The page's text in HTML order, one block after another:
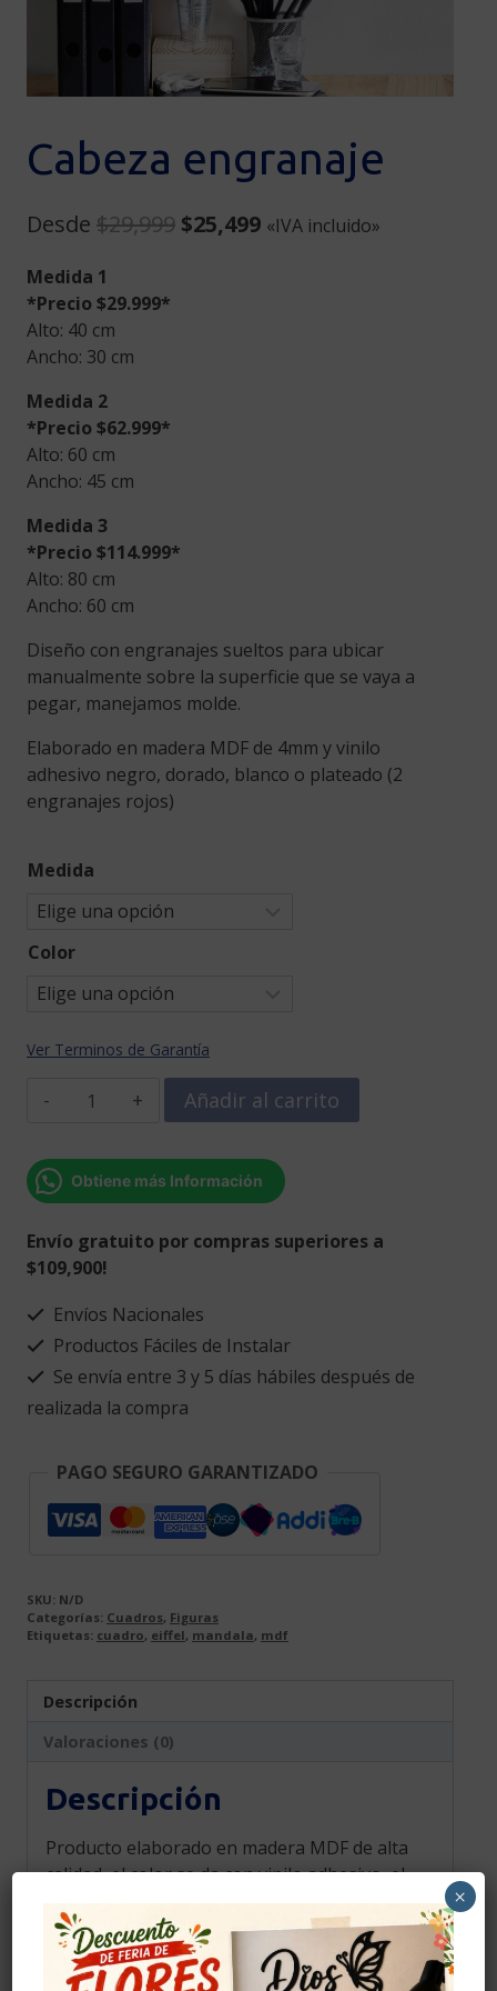
Cabeza engranaje
Desde $29,999 Original
$25,499Current
«IVA incluido»
Medida 1
*Precio $29.999*
Alto: 40 cm
Ancho: 30 cm
Medida 2
*Precio $62.999*
Alto: 60 cm
Ancho: 45 cm
Medida 3
*Precio $114.999*
Alto: 80 cm
Ancho: 60 cm
Diseño con engranajes sueltos para ubicar
manualmente sobre la superficie que se vaya a
pegar, manejamos molde.
Elaborado en madera MDF de 4mm y vinilo
adhesivo negro, dorado, blanco o plateado (2
engranajes rojos)
Medida
Color
Ver Terminos de Garantía
Cabeza
Añadir al carrito
Obtiene más Información
Envío gratuito por compras superiores a
$109,900!
Envíos Nacionales
Productos Fáciles de Instalar
Se envía entre 3 y 5 días hábiles después de
realizada la compra
PAGO SEGURO GARANTIZADO
SKU: N/D
Categorías: Cuadros, Figuras
Etiquetas: cuadro, eiffel, mandala, mdf
Descripción
Valoraciones (0)
Descripción
Producto elaborado en madera MDF de alta
calidad, el color se da con vinilo adhesivo, el
cual se pega a la madera antes de realizar el
corte para darle color y elegancia, el color
mostrado en la fotografía es una
aproximación al tono real.
×